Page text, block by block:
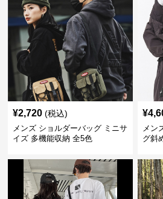
¥2,720 (税込)
メンズ ショルダーバッグ ミニサ
イズ 多機能収納 全5色
¥
メン
グ斜